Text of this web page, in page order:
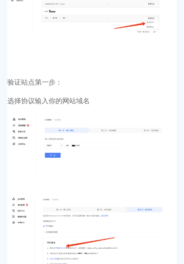
验证站点第一步：
选择协议输入你的网站域名